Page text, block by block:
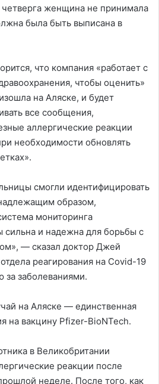
женщина не принимала
была быть выписана в
что компания «работает с
чтобы оценить»
на Аляске, и будет
все сообщения,
аллергические реакции
необходимости обновлять
смогли идентифицировать
образом,
мониторинга
сильна и надежна для борьбы с
— сказал доктор Джей
реагирования на Covid-19
за заболеваниями.
на Аляске — единственная
на вакцину Pfizer-BioNTech.
в Великобритании
реакции после
неделе. После того, как